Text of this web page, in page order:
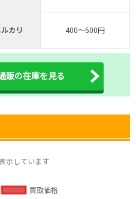
ベント開催中！
録で4種類アド確解放
リパ公式はこちら ＞
ルカリ 400～500円
販の在庫を見る
示しています